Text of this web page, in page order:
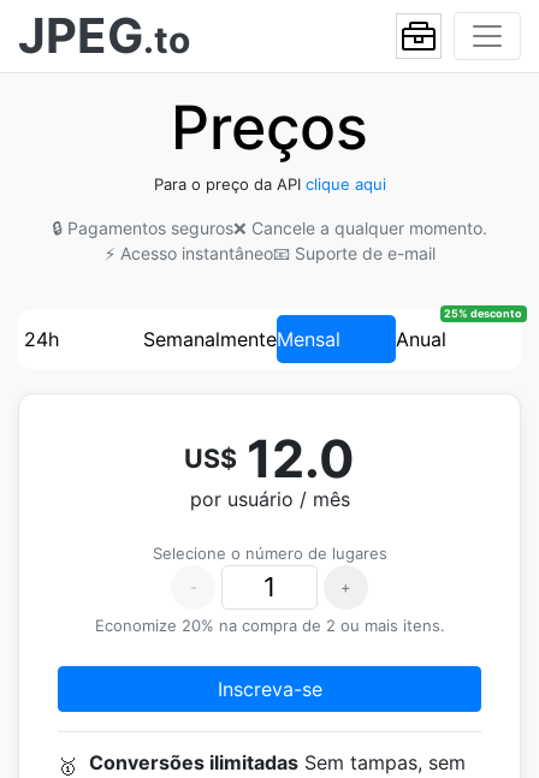
JPEG.to
Preços
Para o preço da API clique aqui
🔒 Pagamentos seguros❌ Cancele a qualquer momento.
⚡ Acesso instantâneo📧 Suporte de e-mail
24h SemanalmenteMensal Anual
25% desconto
US$ 12.0
por usuário / mês
Selecione o número de lugares
-
+
Economize 20% na compra de 2 ou mais itens.
Inscreva-se
🥇 Conversões ilimitadas Sem tampas, sem